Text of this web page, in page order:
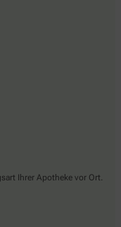
Ihrer Apotheke vor Ort.